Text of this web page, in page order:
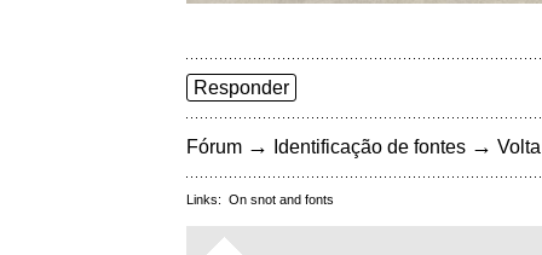
Responder
Fórum → Identificação de fontes →
Links: On snot and fonts